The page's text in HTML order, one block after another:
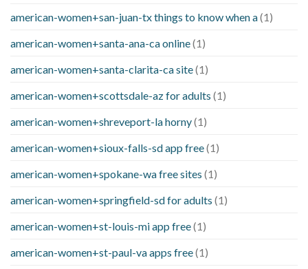
american-women+san-juan-tx things to know when a(1)
american-women+santa-ana-ca online(1)
american-women+santa-clarita-ca site(1)
american-women+scottsdale-az for adults (1)
american-women+shreveport-la horny(1)
american-women+sioux-falls-sd app free(1)
american-women+spokane-wa free sites (1)
american-women+springfield-sd for adults (1)
american-women+st-louis-mi app free(1)
american-women+st-paul-va apps free(1)